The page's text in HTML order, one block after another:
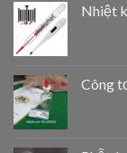
Nhiệt
Công